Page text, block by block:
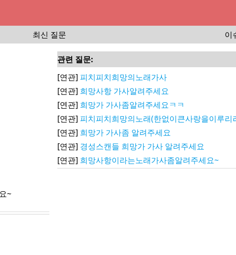
최신 질문 이
~
관련 질문:
[연관] 피치피치희망의노래가사
[연관] 희망사항 가사알려주세요
[연관] 희망가 가사좀알려주세요ㅋㅋ
[연관] 피치피치희망의노래(한없이큰사랑을이루리
[연관] 희망가 가사좀 알려주세요
[연관] 경성스캔들 희망가 가사 알려주세요
[연관] 희망사항이라는노래가사좀알려주세요~